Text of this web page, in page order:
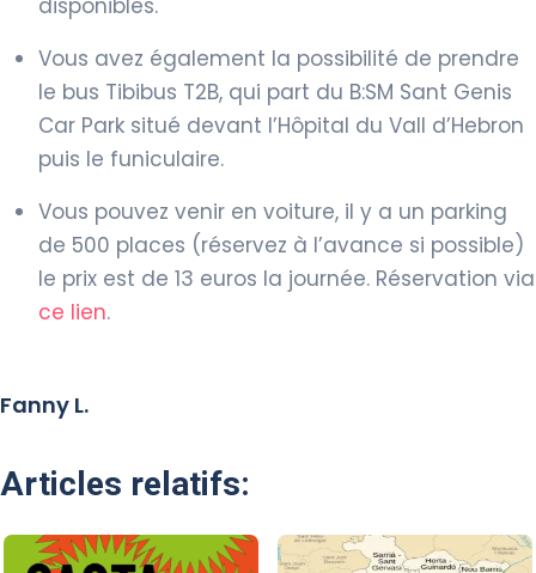
disponibles.
Vous avez également la possibilité de prendre
le bus Tibibus T2B, qui part du B:SM Sant Genis
Car Park situé devant l’Hôpital du Vall d’Hebron
puis le funiculaire.
Vous pouvez venir en voiture, il y a un parking
de 500 places (réservez à l’avance si possible)
le prix est de 13 euros la journée. Réservation via
ce lien.
Fanny L.
Articles relatifs: